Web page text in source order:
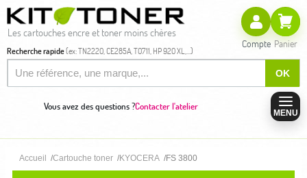
Les cartouches encre et toner moins chères
Recherche rapide(ex: TN2220, CE285A, T0711, HP 920 XL,...)
OK
Compte Panier
Vous avez des questions ?Contacter l'atelier
MENU
Accueil Cartouche toner KYOCERA FS 3800